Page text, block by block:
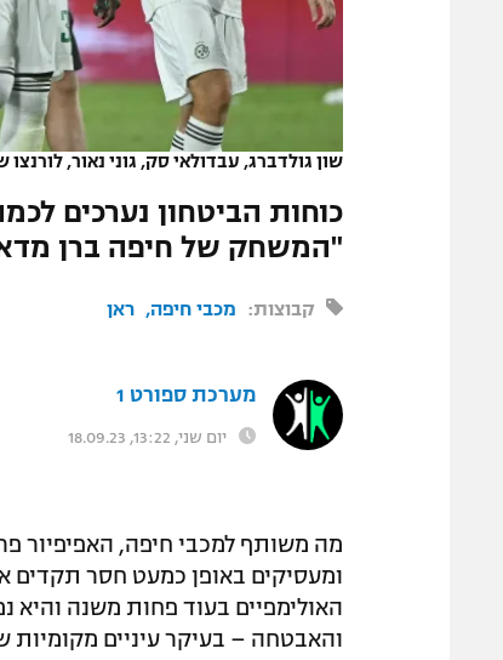
הצטרפות לחבילת הערוצים
לוח דרושים – ג'ובנט
תגיות
שון גולדברג, עבדולאי סק, גוני נאור,
"המשחק של חיפה ברן
קבוצות: מכבי חיפה ראן
מערכת ספורט 1
יום שני, 13:22, 18.09.23
מה משותף למכבי חיפה, האפיפיור
ומעסיקים באופן כמעט חסר
האולימפיים בעוד פחות משנה
והאבטחה – בעיקר עיניים מקומיות